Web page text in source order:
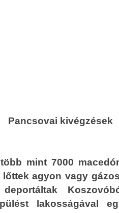
Pancsovai kivégzések
mint 7000
agyon vagy
lakosságával